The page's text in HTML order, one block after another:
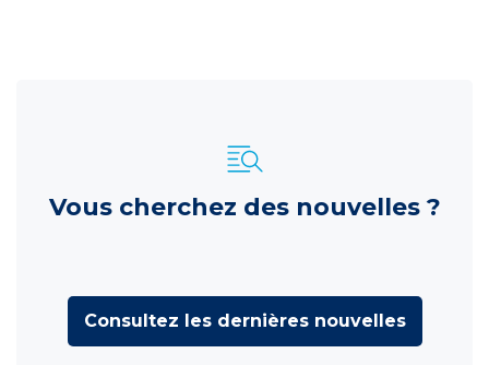
Vous cherchez des nouvelles ?
Consultez les dernières nouvelles